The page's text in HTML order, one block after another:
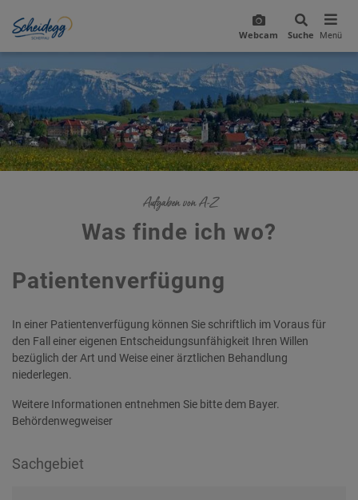
Webcam Suche Menü
Aufgaben von A-Z
Was finde ich wo?
Patientenverfügung
In einer Patientenverfügung können Sie schriftlich im Voraus für
den Fall einer eigenen Entscheidungsunfähigkeit Ihren Willen
bezüglich der Art und Weise einer ärztlichen Behandlung
niederlegen.
Weitere Informationen entnehmen Sie bitte dem Bayer.
Behördenwegweiser
Sachgebiet